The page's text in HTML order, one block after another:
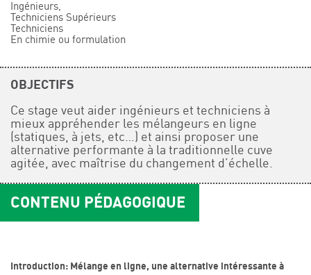
Ingénieurs,
Techniciens Supérieurs
Techniciens
En chimie ou formulation
OBJECTIFS
Ce stage veut aider ingénieurs et techniciens à
mieux appréhender les mélangeurs en ligne
(statiques, à jets, etc…) et ainsi proposer une
alternative performante à la traditionnelle cuve
agitée, avec maîtrise du changement d’échelle.
CONTENU PÉDAGOGIQUE
Introduction: Mélange en ligne, une alternative intéressante à